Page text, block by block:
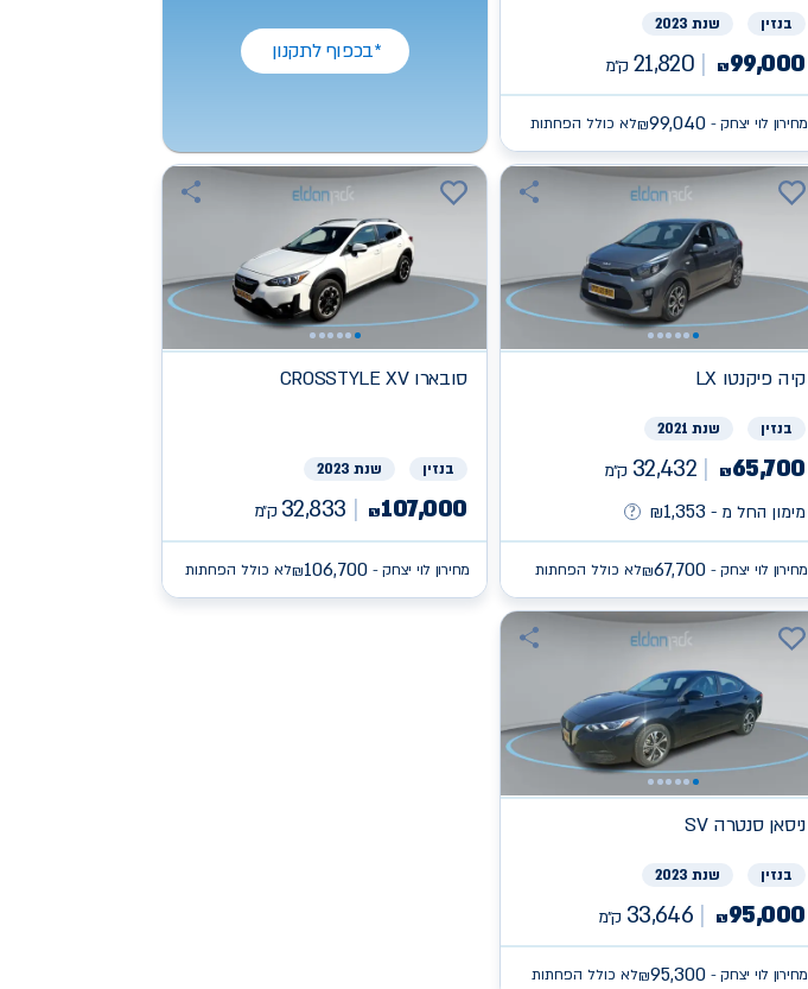
בנזין שנת 2023
₪99,000
21,820 ק״מ
מחירון לוי יצחק - ₪99,040 לא כולל הפחתות
*בכפוף לתקנון
קיהפיקנטו LX
בנזין שנת 2021
₪65,700
32,432 ק״מ
מימון החל מ -
₪1,353
מחירון לוי יצחק - ₪67,700 לא כולל הפחתות
סובארוCROSSTYLE XV
בנזין שנת 2023
₪107,000
32,833 ק״מ
מחירון לוי יצחק - ₪106,700 לא כולל הפחתות
ניסאןSV סנטרה
בנזין שנת 2023
₪95,000
33,646 ק״מ
מחירון לוי יצחק - ₪95,300 לא כולל הפחתות